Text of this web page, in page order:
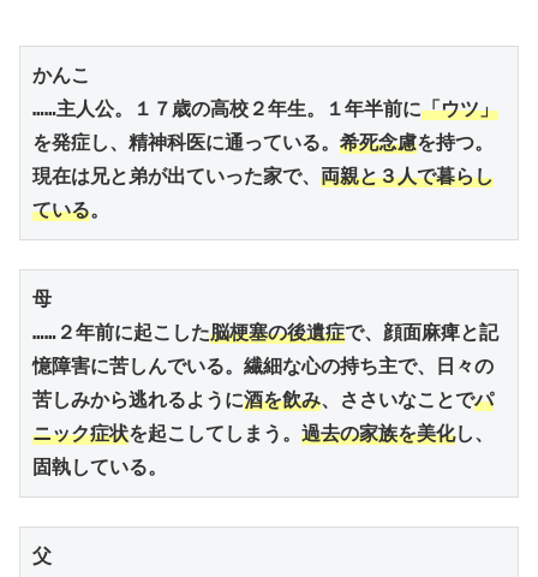
かんこ
……主人公。１７歳の高校２年生。１年半前に「ウツ」
を発症し、精神科医に通っている。 希死念慮を持つ。
現在は兄と弟が出ていった家で、 両親と３人で暮らし
ている。
母
……２年前に起こした脳梗塞の後遺症で、顔面麻痺と記
憶障害に苦しんでいる。繊細な心の持ち主で、日々の
苦しみから逃れるように酒を飲み、ささいなことでパ
ニック症状を起こしてしまう。 過去の家族を美化し、
固執している。
父